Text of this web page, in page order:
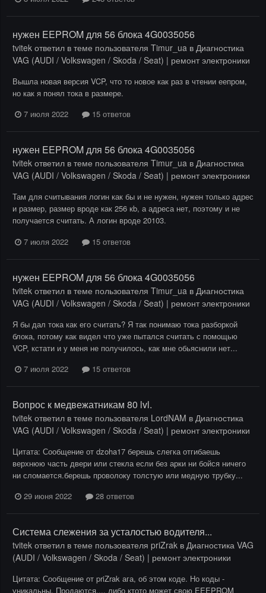
нужен EEPROM для 56 блока 4G0035056
tvitek ответил в теме пользователя Timur_ua в Диагностика
VAG (AUDI / Volkswagen / Skoda / Seat) | ремонт электроники
Вышла новая версия VCP, что то новое как раз в чтении еепром,
но как я понял тока в размере.
7 июля 2022
15 ответов
нужен EEPROM для 56 блока 4G0035056
tvitek ответил в теме пользователя Timur_ua в Диагностика
VAG (AUDI / Volkswagen / Skoda / Seat) | ремонт электроники
Там для считывания логин как бы и не нужен, нужен только адрес
и размер, размер вроде как 256 кb, а адреса нет, поэтому и не
получается считать. А логин вроде 20103.
7 июля 2022
15 ответов
нужен EEPROM для 56 блока 4G0035056
tvitek ответил в теме пользователя Timur_ua в Диагностика
VAG (AUDI / Volkswagen / Skoda / Seat) | ремонт электроники
Я бы дал тока как его считать? Я так понимаю тока разборкой
блока, потому как видел что уже пытался считать с помощью
VCP, кстати и у меня не получилось, как мне обьяснили нет...
7 июля 2022
15 ответов
Вопрос к медвежатникам 80 lvl.
tvitek ответил в теме пользователя LordNAM в Диагностика
VAG (AUDI / Volkswagen / Skoda / Seat) | ремонт электроники
Цитата: Сообщение от dzoha17 берешь слегка отгибаешь
верхнюю часть двери или стекла если без арки ни бойся ничего
ни сломается.берешь проволоку толстую или медную трубку...
29 июня 2022
28 ответов
Система слежения за усталостью водителя...
tvitek ответил в теме пользователя priZrak в Диагностика VAG
(AUDI / Volkswagen / Skoda / Seat) | ремонт электроники
Цитата: Сообщение от priZrak ага, об этом коде. Но коды -
уникальны. Продаются.... либо ктото может свою EEEPROM